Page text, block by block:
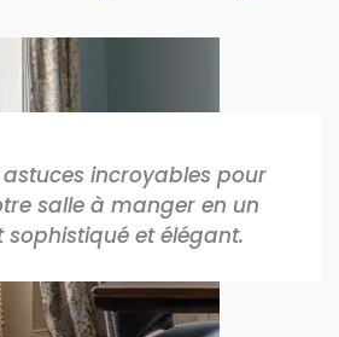
astuces incroyables pour
salle à manger en un
et élégant.